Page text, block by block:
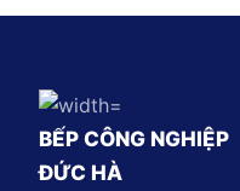
BẾP CÔNG NGHIỆP
ĐỨC HÀ